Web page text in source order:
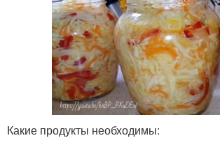
Какие продукты необходимы: